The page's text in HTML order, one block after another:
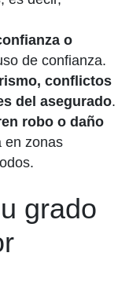
o
de confianza.
conflictos
del asegurado.
robo o daño
en zonas
grado